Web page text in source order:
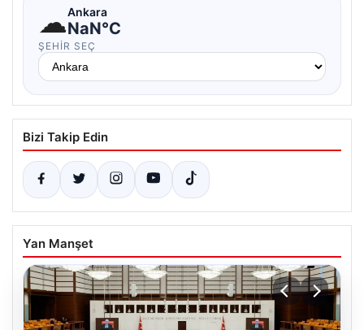
☁Ankara
NaN°C
ŞEHIR SEÇ
Bizi Takip Edin
Yan Manşet